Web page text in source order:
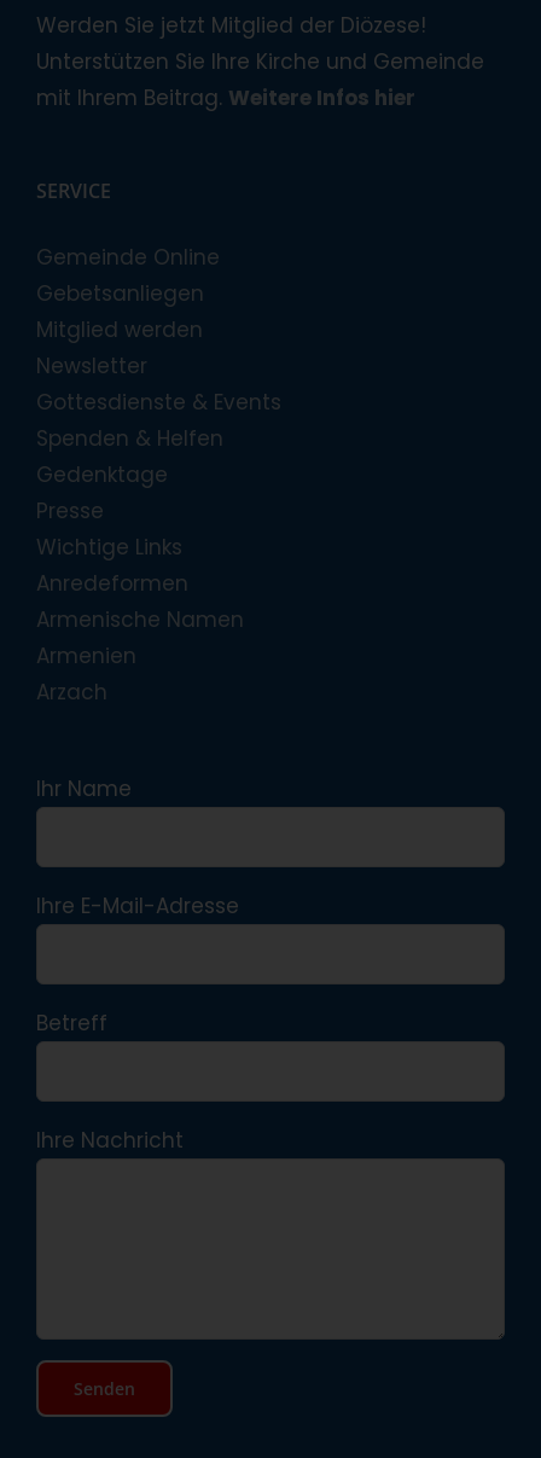
Werden Sie jetzt Mitglied der Diözese!
Unterstützen Sie Ihre Kirche und Gemeinde
mit Ihrem Beitrag. Weitere Infos hier
SERVICE
Gemeinde Online
Gebetsanliegen
Mitglied werden
Newsletter
Gottesdienste & Events
Spenden & Helfen
Gedenktage
Presse
Wichtige Links
Anredeformen
Armenische Namen
Armenien
Arzach
Ihr Name
Ihre E-Mail-Adresse
Betreff
Ihre Nachricht